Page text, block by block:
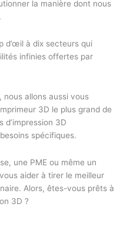
la manière dont nous
d’œil à dix secteurs qui
infinies offertes par
nous allons aussi vous
3D le plus grand de
d’impression 3D
spécifiques.
une PME ou même un
aider à tirer le meilleur
Alors, êtes-vous prêts à
3D ?